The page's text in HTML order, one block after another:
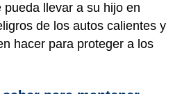
llevar a su hijo en
de los autos calientes y
hacer para proteger a los